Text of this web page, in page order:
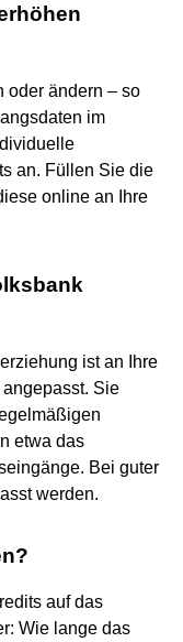
oder ändern – so
im
an. Füllen Sie die
online an Ihre
ist an Ihre
Sie
etwa das
Bei guter
werden.
auf das
Wie lange das